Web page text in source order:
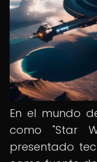
En el mundo
como "Star
presentado